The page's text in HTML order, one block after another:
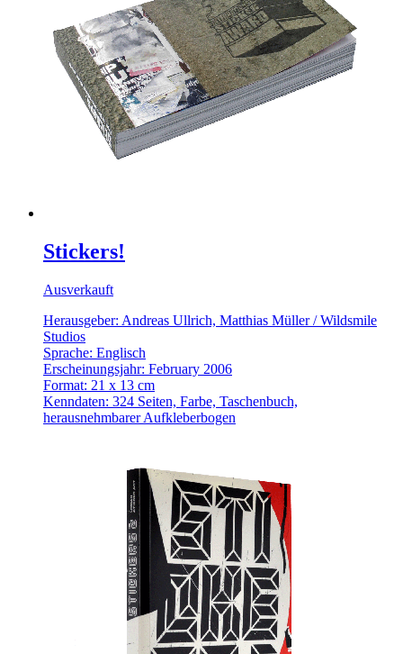
Stickers!
Ausverkauft
Herausgeber: Andreas Ullrich, Matthias Müller / Wildsmile
Studios
Sprache: Englisch
Erscheinungsjahr: February 2006
Format: 21 x 13 cm
Kenndaten: 324 Seiten, Farbe, Taschenbuch,
herausnehmbarer Aufkleberbogen